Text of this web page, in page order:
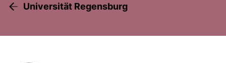
Universität Regensburg